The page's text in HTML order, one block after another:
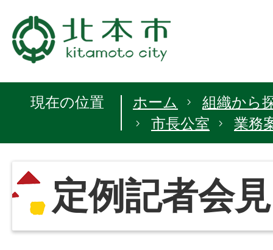
現在の位置 ホーム
組織から
市長公室
業務
定例記者会見